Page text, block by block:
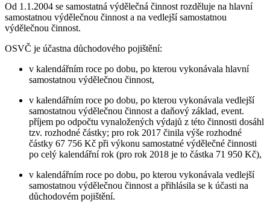
Od 1.1.2004 se samostatná výdělečná činnost rozděluje na hlavní
samostatnou výdělečnou činnost a na vedlejší samostatnou
výdělečnou činnost.
OSVČ je účastna důchodového pojištění:
v kalendářním roce po dobu, po kterou vykonávala hlavní
samostatnou výdělečnou činnost,
v kalendářním roce po dobu, po kterou vykonávala vedlejší
samostatnou výdělečnou činnost a daňový základ, event.
příjem po odpočtu vynaložených výdajů z této činnosti dosáhl
tzv. rozhodné částky; pro rok 2017 činila výše rozhodné
částky 67 756 Kč při výkonu samostatné výdělečné činnosti
po celý kalendářní rok (pro rok 2018 je to částka 71 950 Kč),
v kalendářním roce po dobu, po kterou vykonávala vedlejší
samostatnou výdělečnou činnost a přihlásila se k účasti na
důchodovém pojištění.